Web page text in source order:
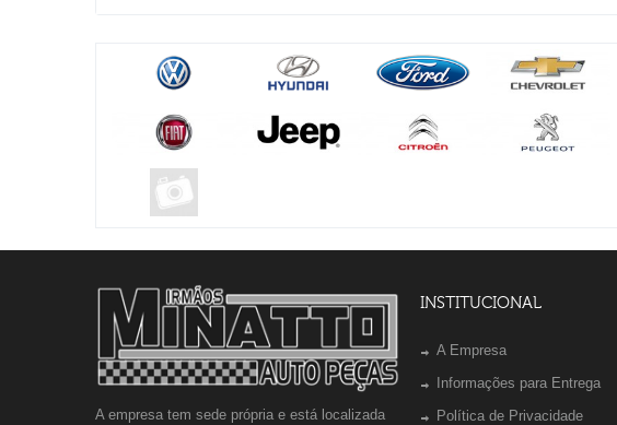
A empresa tem sede própria e está localizada
INSTITUCIONAL
A Empresa
Informações para Entrega
Política de Privacidade